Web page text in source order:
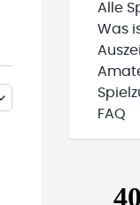
Alle
Was
FAQ